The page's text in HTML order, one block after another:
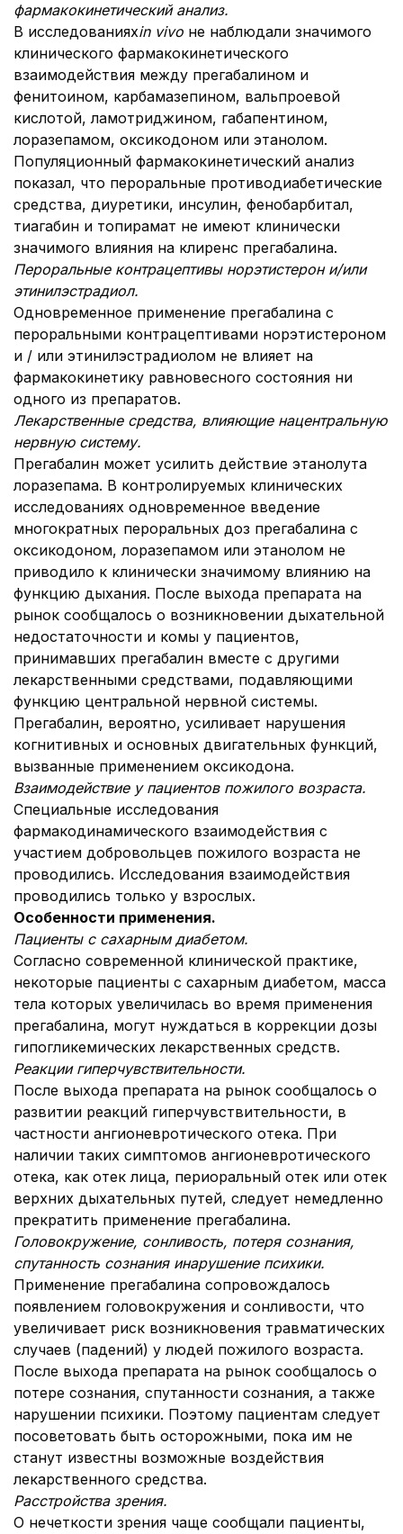
фармакокинетический анализ.
В исследованияхin vivo не наблюдали значимого
клинического фармакокинетического
взаимодействия между прегабалином и
фенитоином, карбамазепином, вальпроевой
кислотой, ламотриджином, габапентином,
лоразепамом, оксикодоном или этанолом.
Популяционный фармакокинетический анализ
показал, что пероральные противодиабетические
средства, диуретики, инсулин, фенобарбитал,
тиагабин и топирамат не имеют клинически
значимого влияния на клиренс прегабалина.
Пероральные контрацептивы норэтистерон и/или
этинилэстрадиол.
Одновременное применение прегабалина с
пероральными контрацептивами норэтистероном
и / или этинилэстрадиолом не влияет на
фармакокинетику равновесного состояния ни
одного из препаратов.
Лекарственные средства, влияющие нацентральную
нервную систему.
Прегабалин может усилить действие этанолута
лоразепама. В контролируемых клинических
исследованиях одновременное введение
многократных пероральных доз прегабалина с
оксикодоном, лоразепамом или этанолом не
приводило к клинически значимому влиянию на
функцию дыхания. После выхода препарата на
рынок сообщалось о возникновении дыхательной
недостаточности и комы у пациентов,
принимавших прегабалин вместе с другими
лекарственными средствами, подавляющими
функцию центральной нервной системы.
Прегабалин, вероятно, усиливает нарушения
когнитивных и основных двигательных функций,
вызванные применением оксикодона.
Взаимодействие у пациентов пожилого возраста.
Специальные исследования
фармакодинамического взаимодействия с
участием добровольцев пожилого возраста не
проводились. Исследования взаимодействия
проводились только у взрослых.
Особенности применения.
Пациенты с сахарным диабетом.
Согласно современной клинической практике,
некоторые пациенты с сахарным диабетом, масса
тела которых увеличилась во время применения
прегабалина, могут нуждаться в коррекции дозы
гипогликемических лекарственных средств.
Реакции гиперчувствительности.
После выхода препарата на рынок сообщалось о
развитии реакций гиперчувствительности, в
частности ангионевротического отека. При
наличии таких симптомов ангионевротического
отека, как отек лица, периоральный отек или отек
верхних дыхательных путей, следует немедленно
прекратить применение прегабалина.
Головокружение, сонливость, потеря сознания,
спутанность сознания инарушение психики.
Применение прегабалина сопровождалось
появлением головокружения и сонливости, что
увеличивает риск возникновения травматических
случаев (падений) у людей пожилого возраста.
После выхода препарата на рынок сообщалось о
потере сознания, спутанности сознания, а также
нарушении психики. Поэтому пациентам следует
посоветовать быть осторожными, пока им не
станут известны возможные воздействия
лекарственного средства.
Расстройства зрения.
О нечеткости зрения чаще сообщали пациенты,